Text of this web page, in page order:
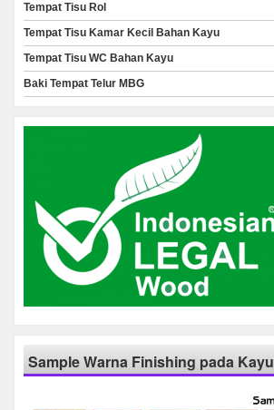
Tempat Tisu Rol
Tempat Tisu Kamar Kecil Bahan Kayu
Tempat Tisu WC Bahan Kayu
Baki Tempat Telur MBG
Sample Warna Finishing pada Kayu